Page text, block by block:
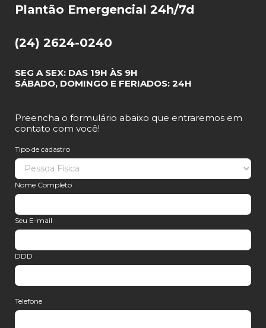
Plantão Emergencial 24h/7d
(24) 2624-0240
SEG A SEX: DAS 19H ÀS 9H
SÁBADO, DOMINGO E FERIADOS: 24H
Preencha o formulário abaixo que entraremos em
contato com você!
Tipo de cadastro
Nome Completo
Seu E-mail
DDD
Telefone